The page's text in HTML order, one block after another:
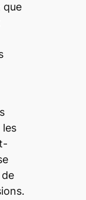
que